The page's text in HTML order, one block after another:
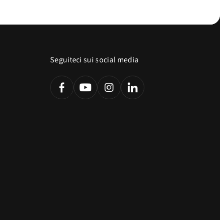
Seguiteci sui social media